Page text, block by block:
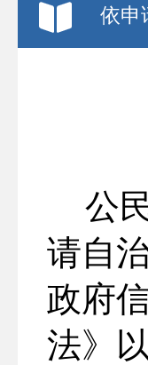
依申
公
请自
政府
法》